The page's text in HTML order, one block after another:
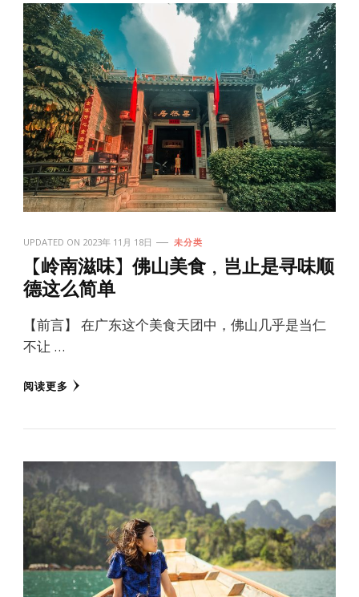
UPDATED ON 2023年 11月 18日 未分类
【岭南滋味】佛山美食，岂止是寻味顺
德这么简单
【前言】 在广东这个美食天团中，佛山几乎是当仁
不让 …
阅读更多